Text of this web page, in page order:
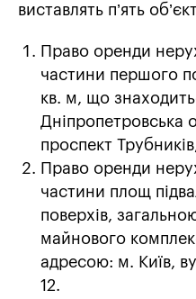
виставлять п’ять
Право оренди
частини першого
кв. м, що
Дніпропетровська
проспект
Право оренди
частини площ
поверхів,
майнового
адресою: м. Київ,
12.